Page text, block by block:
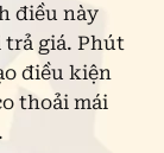
điều này
trả giá. Phút
điều kiện
thoải mái